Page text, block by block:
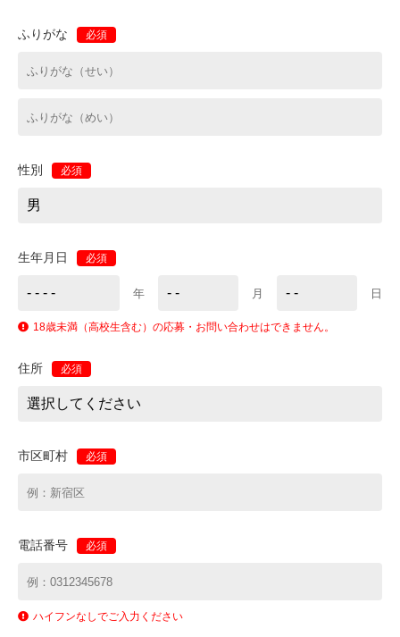
ふりがな 必須
性別 必須
生年月日 必須
年 月 日
18歳未満（高校生含む）の応募・お問い合わせはできません。
住所 必須
市区町村 必須
電話番号 必須
ハイフンなしでご入力ください